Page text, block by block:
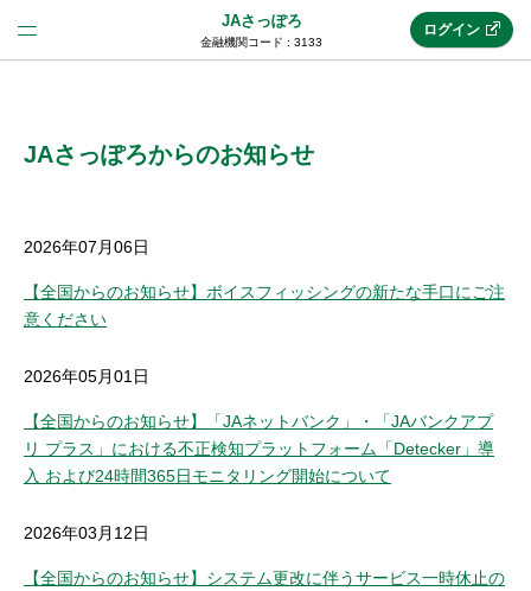
JAさっぽろ
金融機関コード : 3133
(法人JAネットバンク)
JAネットバンクトップ
機能・サービス
ログイン
JAさっぽろからのお知らせ
2026年07月06日
【全国からのお知らせ】ボイスフィッシングの新たな手口にご注
意ください
2026年05月01日
【全国からのお知らせ】「JAネットバンク」・「JAバンクアプ
リ プラス」における不正検知プラットフォーム「Detecker」導
入 および24時間365日モニタリング開始について
2026年03月12日
【全国からのお知らせ】システム更改に伴うサービス一時休止の